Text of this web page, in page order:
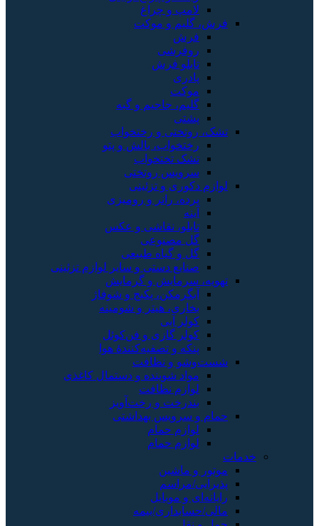
لامپ و چراغ
فرش، گلیم و موکت
فرش
روفرشی
تابلو فرش
پادری
موکت
گلیم، جاجیم و گبه
پشتی
تشک، روتختی و رختخواب
رختخواب، بالش و پتو
تشک تختخواب
سرویس روتختی
لوازم دکوری و تزئینی
پرده، رانر و رومیزی
آینه
تابلو، نقاشی و عکس
گل مصنوعی
گل و گیاه طبیعی
صنایع دستی و سایر لوازم تزئینی
تهویه، سرمایش و گرمایش
آبگرمکن، پکیج و شوفاژ
بخاری، هیتر و شومینه
کولر آبی
کولر گازی و فن‌کوئل
پنکه و تصفیه‌کنندهٔ هوا
شست‌وشو و نظافت
مواد شوینده و دستمال کاغذی
لوازم نظافت
بندرخت و رخت‌آویز
حمام و سرویس بهداشتی
لوازم حمام
لوازم حمام
خدمات
موتور و ماشین
پذیرایی/مراسم
رایانه‌ای و موبایل
مالی/حسابداری/بیمه